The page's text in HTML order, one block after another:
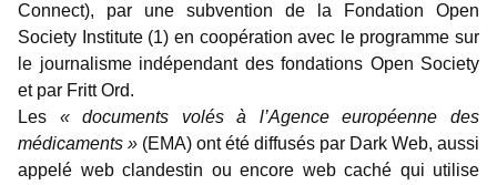
Connect), par une subvention de la Fondation Open
Society Institute (1) en coopération avec le programme sur
le journalisme indépendant des fondations Open Society
et par Fritt Ord.
Les « documents volés à l’Agence européenne des
médicaments » (EMA) ont été diffusés par Dark Web, aussi
appelé web clandestin ou encore web caché qui utilise